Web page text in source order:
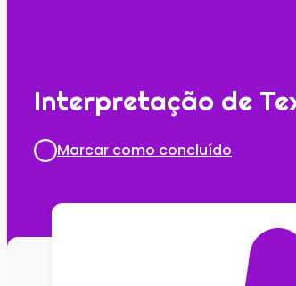
Interpretação de
Marcar como concluído